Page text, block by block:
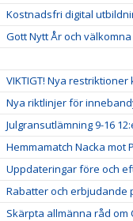
Kostnadsfri digital
Gott Nytt År och välkomna
VIKTIGT! Nya
Nya riktlinjer för
Julgransutlämning 9-16
Hemmamatch Nacka mot
Uppdateringar före och
Rabatter och erbjudande
Skärpta allmänna råd om